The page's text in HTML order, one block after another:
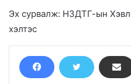
Эх сурвалж: НЗДТГ-ын
хэлтэс